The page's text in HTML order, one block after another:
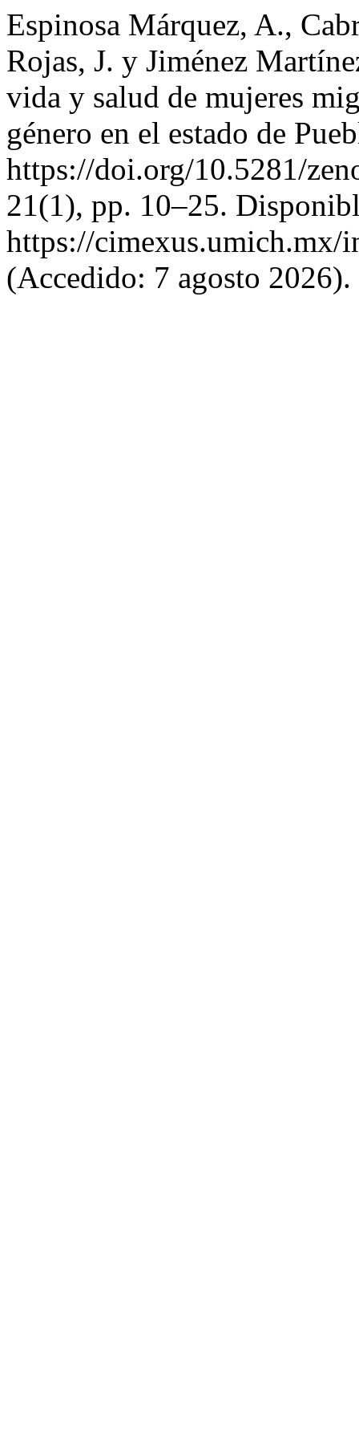
Espinosa Márquez, A.,
Rojas, J. y Jiménez
vida y salud de mujeres
género en el estado de
https://doi.org/10.5281/
21(1), pp. 10–25.
https://cimexus.umich.mx/
(Accedido: 7 agosto 2026).